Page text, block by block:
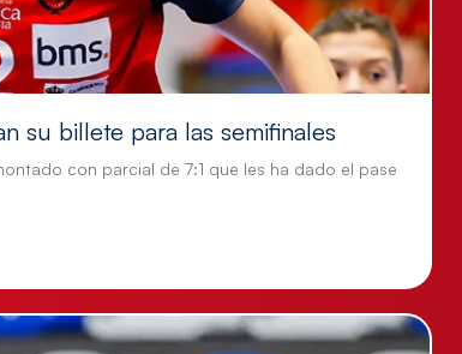
su billete para las semifinales
con parcial de 7:1 que les ha dado el pase